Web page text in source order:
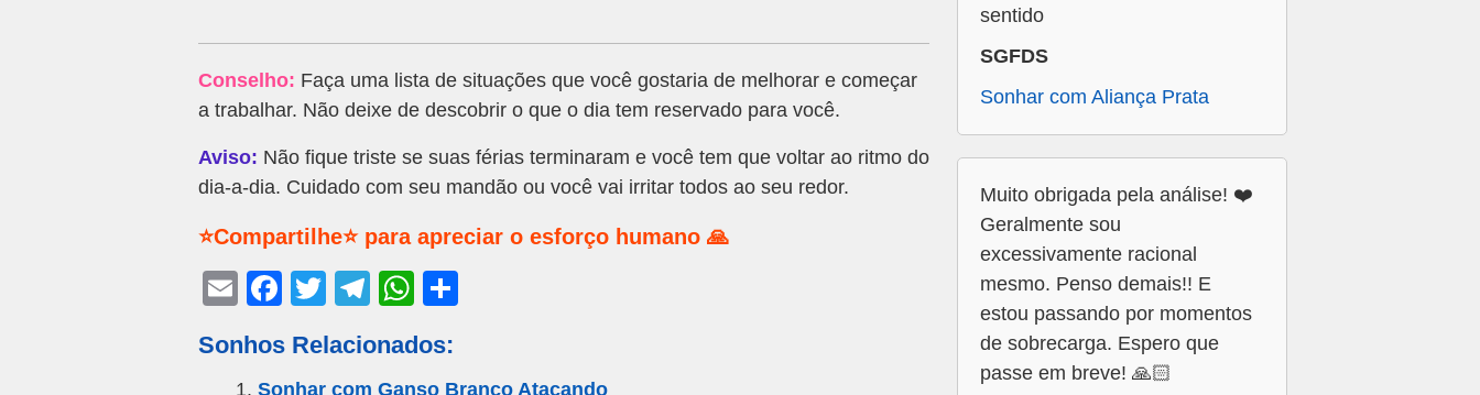
Conselho: Faça uma lista de situações que você gostaria de melhorar e começar
a trabalhar. Não deixe de descobrir o que o dia tem reservado para você.
Aviso: Não fique triste se suas férias terminaram e você tem que voltar ao ritmo do
dia-a-dia. Cuidado com seu mandão ou você vai irritar todos ao seu redor.
⭐Compartilhe⭐ para apreciar o esforço humano 🙏
E
ail
F
c
T
tt
T
e
W
at
Sonhos Relacionados:
Sonhar com Ganso Branco Atacando
sentido
SGFDS
Sonhar com Aliança Prata
Muito obrigada pela análise! ❤️
Geralmente sou
excessivamente racional
mesmo. Penso demais!! E
estou passando por momentos
de sobrecarga. Espero que
passe em breve! 🙏🏻